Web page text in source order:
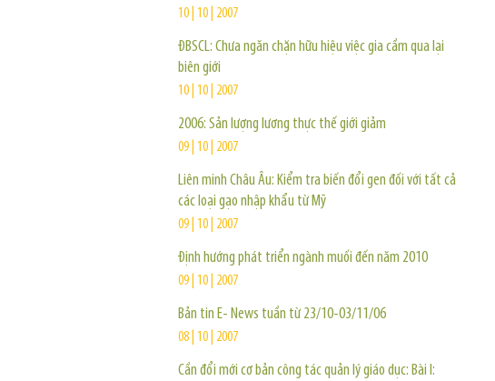
10 | 10 | 2007
ĐBSCL: Chưa ngăn chặn hữu hiệu việc gia cầm qua lại
biên giới
10 | 10 | 2007
2006: Sản lượng lương thực thế giới giảm
09 | 10 | 2007
Liên minh Châu Âu: Kiểm tra biến đổi gen đối với tất cả
các loại gạo nhập khẩu từ Mỹ
09 | 10 | 2007
Định hướng phát triển ngành muối đến năm 2010
09 | 10 | 2007
Bản tin E- News tuần từ 23/10-03/11/06
08 | 10 | 2007
Cần đổi mới cơ bản công tác quản lý giáo dục: Bài I: